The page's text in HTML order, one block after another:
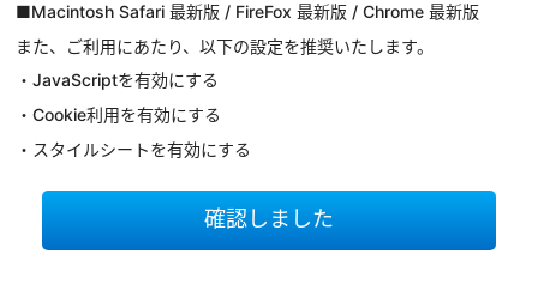
■Macintosh Safari 最新版 / FireFox 最新版 / Chrome 最新版
また、ご利用にあたり、以下の設定を推奨いたします。
・JavaScriptを有効にする
・Cookie利用を有効にする
・スタイルシートを有効にする
確認しました